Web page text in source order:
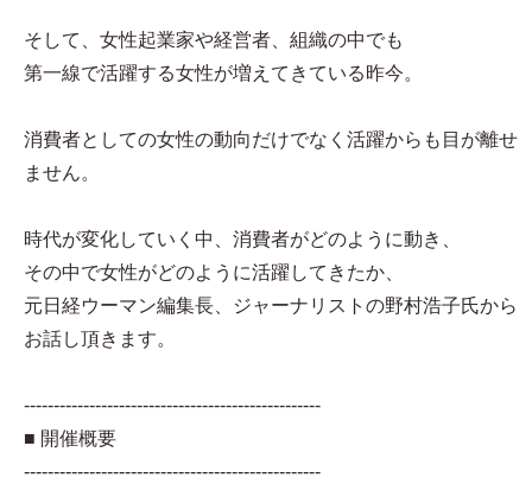
そして、女性起業家や経営者、組織の中でも
第一線で活躍する女性が増えてきている昨今。
消費者としての女性の動向だけでなく活躍からも目が離せ
ません。
時代が変化していく中、消費者がどのように動き、
その中で女性がどのように活躍してきたか、
元日経ウーマン編集長、ジャーナリストの野村浩子氏から
お話し頂きます。
--------------------------------------------------
■ 開催概要
--------------------------------------------------